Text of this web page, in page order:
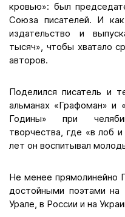
кровью»: был
Союза писателей. И
издательство и
тысяч», чтобы хватало
авторов.
Поделился писатель и
альманах «Графоман» и
Годины» при
творчества, где «в лоб
лет он воспитывал
Не менее прямолинейно
достойными поэтами
Урале, в России и на